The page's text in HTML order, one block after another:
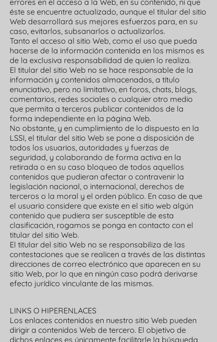
errores en el acceso a la Web, en su contenido, ni que
éste se encuentre actualizado, aunque el titular del sitio
Web desarrollará sus mejores esfuerzos para, en su
caso, evitarlos, subsanarlos o actualizarlos.
Tanto el acceso al sitio Web, como el uso que pueda
hacerse de la información contenida en los mismos es
de la exclusiva responsabilidad de quien lo realiza.
El titular del sitio Web no se hace responsable de la
información y contenidos almacenados, a título
enunciativo, pero no limitativo, en foros, chats, blogs,
comentarios, redes sociales o cualquier otro medio
que permita a terceros publicar contenidos de la
forma independiente en la página Web.
No obstante, y en cumplimiento de lo dispuesto en la
LSSI, el titular del sitio Web se pone a disposición de
todos los usuarios, autoridades y fuerzas de
seguridad, y colaborando de forma activa en la
retirada o en su caso bloqueo de todos aquellos
contenidos que pudieran afectar o contravenir la
legislación nacional, o internacional, derechos de
terceros o la moral y el orden público. En caso de que
el usuario considere que existe en el sitio web algún
contenido que pudiera ser susceptible de esta
clasificación, rogamos se ponga en contacto con el
titular del sitio Web.
El titular del sitio Web no se responsabiliza de las
contestaciones que se realicen a través de las distintas
direcciones de correo electrónico que aparecen en su
sitio Web, por lo que en ningún caso podrá derivarse
efecto jurídico vinculante de las mismas.
LINKS O HIPERENLACES
Los enlaces contenidos en nuestro sitio Web pueden
dirigir a contenidos Web de tercero. El objetivo de
dichos enlaces es únicamente facilitarle la búsqueda